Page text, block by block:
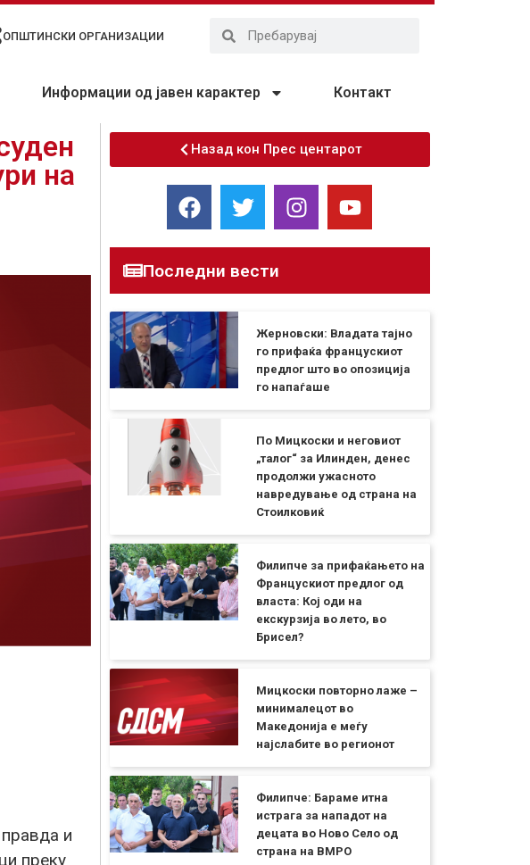
ОПШТИНСКИ ОРГАНИЗАЦИИ
Информации од јавен карактер Контакт
на
и
преку
Назад кон Прес центарот
Последни вести
Жерновски: Владата тајно
го прифаќа францускиот
предлог што во опозиција
го напаѓаше
По Мицкоски и неговиот
„талог“ за Илинден, денес
продолжи ужасното
навредување од страна на
Стоилковиќ
Филипче за прифаќањето на
Францускиот предлог од
власта: Кој оди на
екскурзија во лето, во
Брисел?
Мицкоски повторно лаже –
минималецот во
Македонија е меѓу
најслабите во регионот
Филипче: Бараме итна
истрага за нападот на
децата во Ново Село од
страна на ВМРО